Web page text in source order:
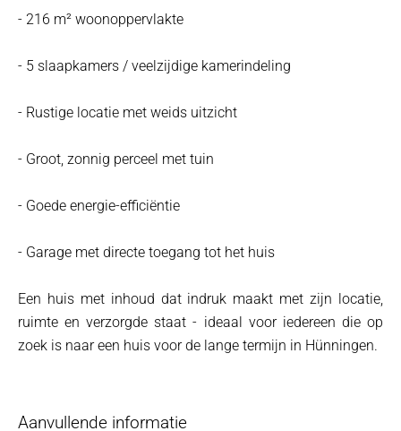
- 216 m² woonoppervlakte
- 5 slaapkamers / veelzijdige kamerindeling
- Rustige locatie met weids uitzicht
- Groot, zonnig perceel met tuin
- Goede energie-efficiëntie
- Garage met directe toegang tot het huis
Een huis met inhoud dat indruk maakt met zijn locatie,
ruimte en verzorgde staat - ideaal voor iedereen die op
zoek is naar een huis voor de lange termijn in Hünningen.
Aanvullende informatie